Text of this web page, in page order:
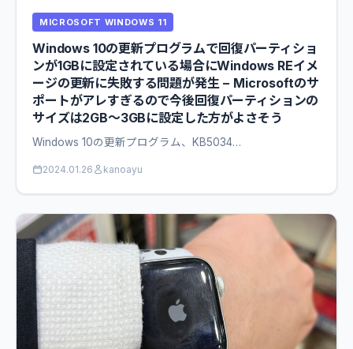
MICROSOFT WINDOWS 11
Windows 10の更新プログラムで回復パーティショ
ンが1GBに設定されている場合にWindows REイメ
ージの更新に失敗する問題が発生 − Microsoftのサ
ポートがアレすぎるので今後回復パーティションの
サイズは2GB〜3GBに設定した方がよさそう
Windows 10の更新プログラム、KB5034…
2024.01.26 kanoayu